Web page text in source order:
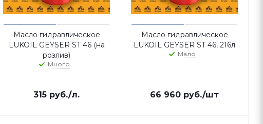
Масло гидравлическое
LUKOIL GEYSER ST 46 (на
розлив)
Много
315 руб./л.
Масло гидравлическое
LUKOIL GEYSER ST 46, 216л
Мало
66 960 руб./шт